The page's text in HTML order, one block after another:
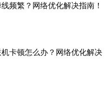
频繁？网络优化解决指南！
机卡顿怎么办？网络优化解决